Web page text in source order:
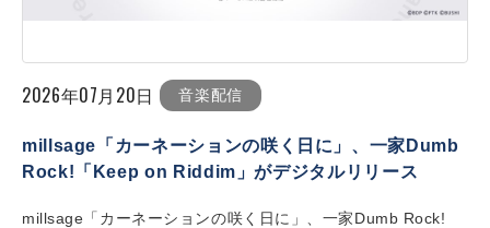
2026年07月20日 音楽配信
millsage「カーネーションの咲く日に」、一家Dumb
Rock!「Keep on Riddim」がデジタルリリース
millsage「カーネーションの咲く日に」、一家Dumb Rock!